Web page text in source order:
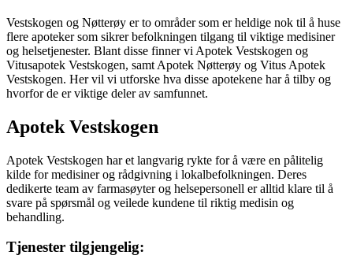
Vestskogen og Nøtterøy er to områder som er heldige nok til å huse
flere apoteker som sikrer befolkningen tilgang til viktige medisiner
og helsetjenester. Blant disse finner vi Apotek Vestskogen og
Vitusapotek Vestskogen, samt Apotek Nøtterøy og Vitus Apotek
Vestskogen. Her vil vi utforske hva disse apotekene har å tilby og
hvorfor de er viktige deler av samfunnet.
Apotek Vestskogen
Apotek Vestskogen har et langvarig rykte for å være en pålitelig
kilde for medisiner og rådgivning i lokalbefolkningen. Deres
dedikerte team av farmasøyter og helsepersonell er alltid klare til å
svare på spørsmål og veilede kundene til riktig medisin og
behandling.
Tjenester tilgjengelig: